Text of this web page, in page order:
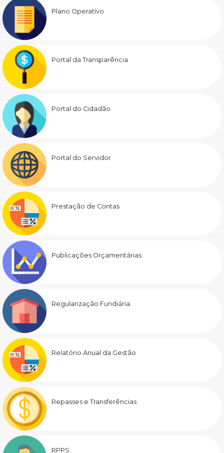
Plano Operativo
Portal da Transparência
Portal do Cidadão
Portal do Servidor
Prestação de Contas
Publicações Orçamentárias
Regularização Fundiária
Relatório Anual da Gestão
Repasses e Transferências
RPPS